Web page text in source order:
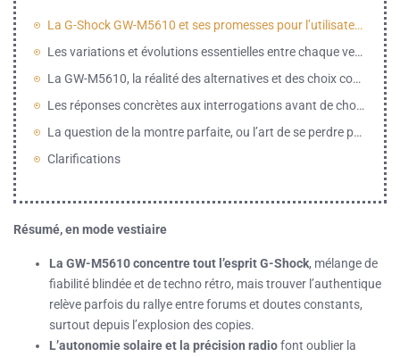
La G-Shock GW-M5610 et ses promesses pour l’utilisateur méticuleux
Les variations et évolutions essentielles entre chaque version de GW-M5610
La GW-M5610, la réalité des alternatives et des choix concurrents
Les réponses concrètes aux interrogations avant de choisir une GW-M5610
La question de la montre parfaite, ou l’art de se perdre pour mieux choisir
Clarifications
Résumé, en mode vestiaire
La GW-M5610 concentre tout l’esprit G-Shock, mélange de
fiabilité blindée et de techno rétro, mais trouver l’authentique
relève parfois du rallye entre forums et doutes constants,
surtout depuis l’explosion des copies.
L’autonomie solaire et la précision radiofont oublier la